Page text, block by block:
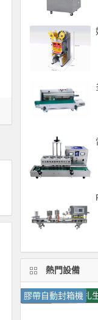
熱門設備
打包機
捆扎機
激光噴碼機
封箱機
小字符噴碼機
全自動打包機
收縮機
包裝機
紙箱自動封箱捆扎
膠帶自動封箱機